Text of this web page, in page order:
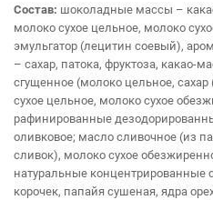
Состав: шоколадные массы –
молоко сухое цельное, молоко
эмульгатор (лецитин соевый),
– сахар, патока, фруктоза, какао-
сгущенное (молоко цельное,
сухое цельное, молоко сухое
рафинированные
оливковое; масло сливочное (из
сливок), молоко сухое
натуральные концентрированные
корочек, папайя сушеная, ядра